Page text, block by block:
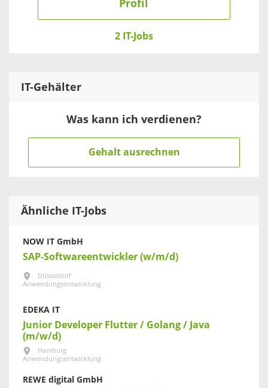
Profil
2 IT-Jobs
IT-Gehälter
Was kann ich verdienen?
Gehalt ausrechnen
Ähnliche IT-Jobs
NOW IT GmbH
SAP-Softwareentwickler (w/m/d)
Düsseldorf
Anwendungsentwicklung
EDEKA IT
Junior Developer Flutter / Golang / Java
(m/w/d)
Hamburg
Anwendungsentwicklung
REWE digital GmbH